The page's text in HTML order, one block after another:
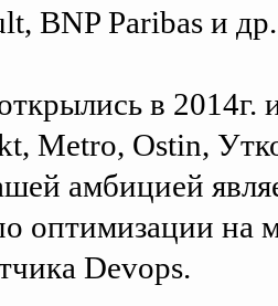
BNP Paribas и др.
в 2014г.
Metro, Ostin,
амбицией
оптимизации на
Devops.